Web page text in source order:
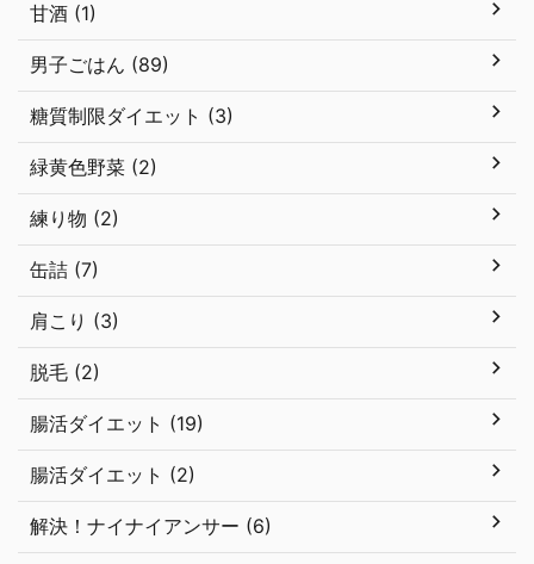
甘酒 (1)
男子ごはん (89)
糖質制限ダイエット (3)
緑黄色野菜 (2)
練り物 (2)
缶詰 (7)
肩こり (3)
脱毛 (2)
腸活ダイエット (19)
腸活ダイエット (2)
解決！ナイナイアンサー (6)